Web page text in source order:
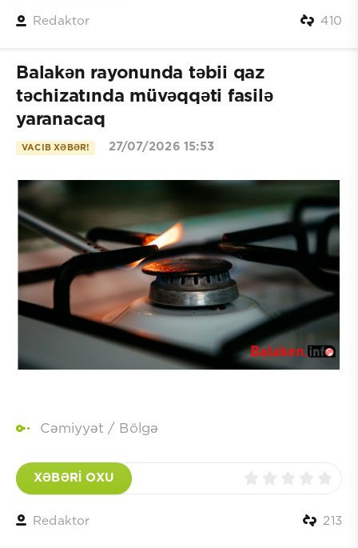
Redaktor 410
Balakən rayonunda təbii qaz
təchizatında müvəqqəti fasilə
yaranacaq
VACIB XƏBƏR! 27/07/2026 15:53
Cəmiyyət / Bölgə
XƏBƏRİ OXU
Redaktor 213